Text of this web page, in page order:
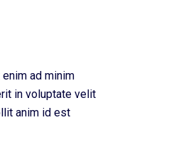
ad minim
in voluptate velit
anim id est